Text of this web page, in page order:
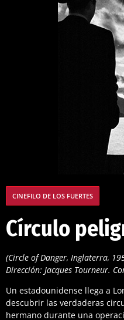
CINEFILO DE LOS FUERTES
Círculo
(Circle of Danger, Inglaterra,
Dirección: Jacques Tourneur.
Un estadounidense llega a
descubrir las verdaderas
hermano durante una